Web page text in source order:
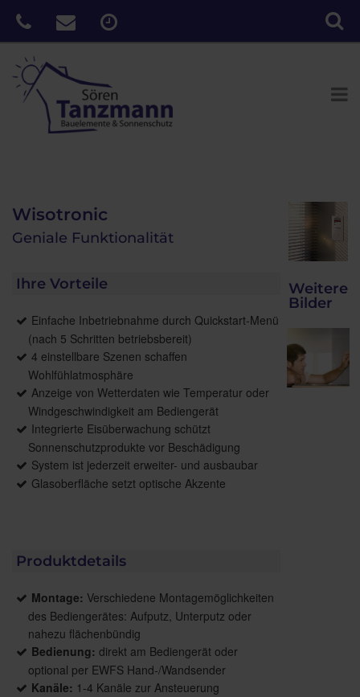
Wisotronic
Geniale Funktionalität
Ihre Vorteile
Einfache Inbetriebnahme durch Quickstart-Menü
(nach 5 Schritten betriebsbereit)
4 einstellbare Szenen schaffen
Wohlfühlatmosphäre
Anzeige von Wetterdaten wie Temperatur oder
Windgeschwindigkeit am Bediengerät
Integrierte Eisüberwachung schützt
Sonnenschutzprodukte vor Beschädigung
System ist jederzeit erweiter- und ausbaubar
Glasoberfläche setzt optische Akzente
Produktdetails
Montage: Verschiedene Montagemöglichkeiten
des Bediengerätes: Aufputz, Unterputz oder
nahezu flächenbündig
Bedienung: direkt am Bediengerät oder
optional per EWFS Hand-/Wandsender
Kanäle: 1-4 Kanäle zur Ansteuerung
Weitere
Bilder